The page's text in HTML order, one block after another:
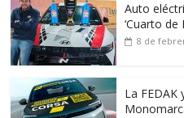
Auto
‘Cuarto de
8 de
La FEDAK